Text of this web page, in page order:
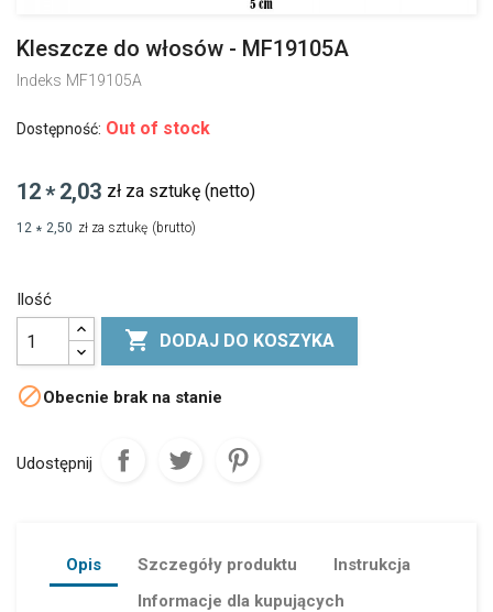
Kleszcze do włosów - MF19105A
Indeks MF19105A
Dostępność: Out of stock
12* 2,03 zł za sztukę (netto)
12 * 2,50 zł za sztukę (brutto)
Ilość
 DODAJ DO KOSZYKA
Obecnie brak na stanie
Udostępnij
Opis Szczegóły produktu
Instrukcja
Informacje dla kupujących